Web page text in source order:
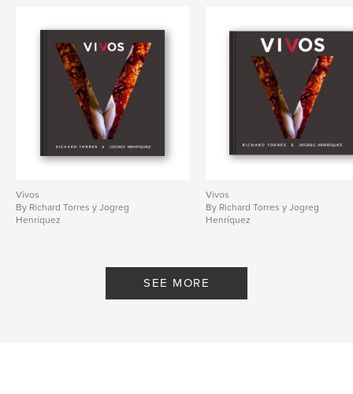
Vivos
By Richard Torres y Jogreg
Henríquez
Vivos
By Richard Torres y Jogreg
Henríquez
SEE MORE